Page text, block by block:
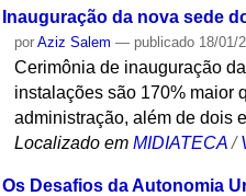
Inauguração da nova sede
porAziz Salem — publicado 18/01/
Cerimônia de inauguração
instalações são 170% maior
administração, além de dois
Localizado em MIDIATECA /
Os Desafios da Autonomia